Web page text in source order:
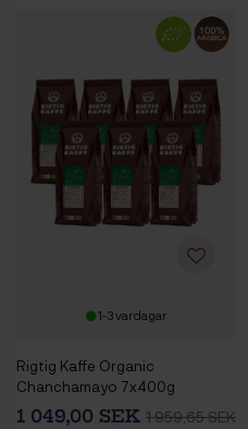
1-3 vardagar
Rigtig Kaffe Organic
Chanchamayo 7x400g
1 049,00 SEK 1 959,65 SEK